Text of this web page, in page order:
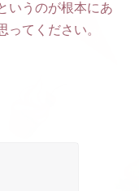
いうのが根本にあ
ってください。